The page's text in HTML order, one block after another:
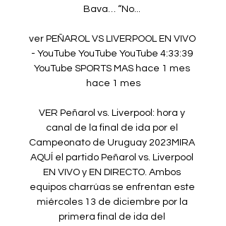
Bava… “No...
ver PEÑAROL VS LIVERPOOL EN VIVO
- YouTube YouTube YouTube 4:33:39
YouTube SPORTS MAS hace 1 mes
hace 1 mes
VER Peñarol vs. Liverpool: hora y
canal de la final de ida por el
Campeonato de Uruguay 2023MIRA
AQUÍ el partido Peñarol vs. Liverpool
EN VIVO y EN DIRECTO. Ambos
equipos charrúas se enfrentan este
miércoles 13 de diciembre por la
primera final de ida del